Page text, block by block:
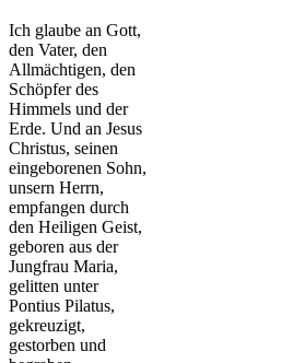
Ich glaube an Gott,
den Vater, den
Allmächtigen, den
Schöpfer des
Himmels und der
Erde. Und an Jesus
Christus, seinen
eingeborenen Sohn,
unsern Herrn,
empfangen durch
den Heiligen Geist,
geboren aus der
Jungfrau Maria,
gelitten unter
Pontius Pilatus,
gekreuzigt,
gestorben und